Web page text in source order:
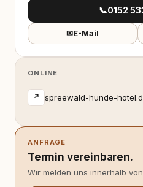
📞0152
✉E-Mail
ONLINE
↗ spreewald-hunde-
ANFRAGE
Termin vereinbaren.
Wir melden uns innerhalb